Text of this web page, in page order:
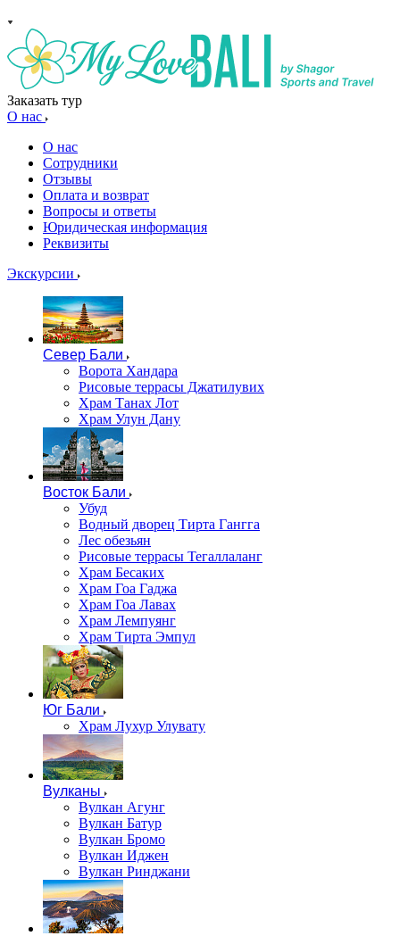
Заказать тур
О нас
О нас
Сотрудники
Отзывы
Оплата и возврат
Вопросы и ответы
Юридическая информация
Реквизиты
Экскурсии
Север Бали
Ворота Хандара
Рисовые террасы Джатилувих
Храм Танах Лот
Храм Улун Дану
Восток Бали
Убуд
Водный дворец Тирта Гангга
Лес обезьян
Рисовые террасы Тегаллаланг
Храм Бесаких
Храм Гоа Гаджа
Храм Гоа Лавах
Храм Лемпуянг
Храм Тирта Эмпул
Юг Бали
Храм Лухур Улувату
Вулканы
Вулкан Агунг
Вулкан Батур
Вулкан Бромо
Вулкан Иджен
Вулкан Ринджани